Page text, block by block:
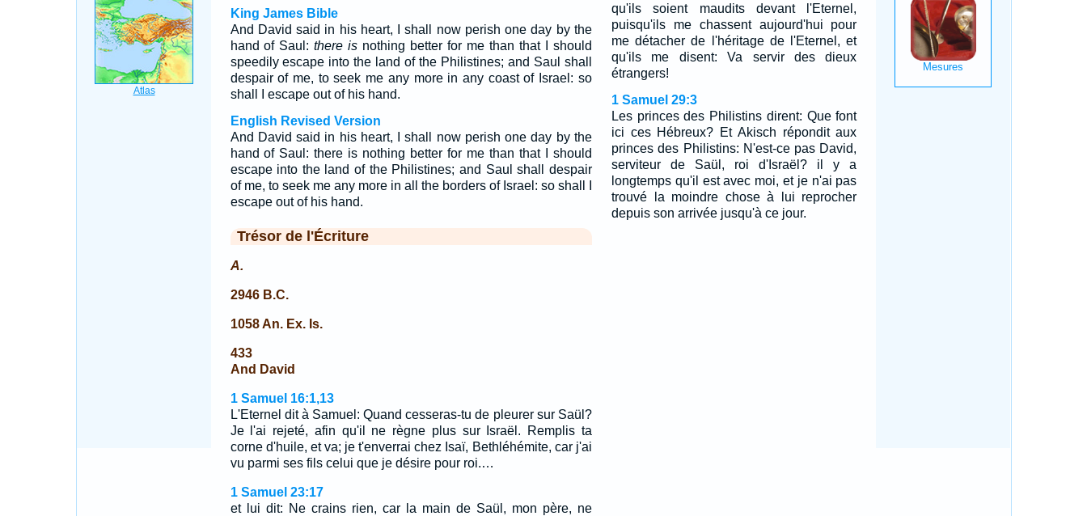
King James Bible
And David said in his heart, I shall now perish one day by the
hand of Saul:there is nothing better for me than that I should
speedily escape into the land of the Philistines; and Saul shall
despair of me, to seek me any more in any coast of Israel: so
shall I escape out of his hand.
English Revised Version
And David said in his heart, I shall now perish one day by the
hand of Saul: there is nothing better for me than that I should
escape into the land of the Philistines; and Saul shall despair
of me, to seek me any more in all the borders of Israel: so shall I
escape out of his hand.
Trésor de l'Écriture
A.
2946 B.C.
1058 An. Ex. Is.
433
And David
1 Samuel 16:1,13
L'Eternel dit à Samuel: Quand cesseras-tu de pleurer sur Saül?
Je l'ai rejeté, afin qu'il ne règne plus sur Israël. Remplis ta
corne d'huile, et va; je t'enverrai chez Isaï, Bethléhémite, car j'ai
vu parmi ses fils celui que je désire pour roi.…
1 Samuel 23:17
et lui dit: Ne crains rien, car la main de Saül, mon père, ne
qu'ils soient maudits devant l'Eternel,
puisqu'ils me chassent aujourd'hui pour
me détacher de l'héritage de l'Eternel, et
qu'ils me disent: Va servir des dieux
étrangers!
1 Samuel 29:3
Les princes des Philistins dirent: Que font
ici ces Hébreux? Et Akisch répondit aux
princes des Philistins: N'est-ce pas David,
serviteur de Saül, roi d'Israël? il y a
longtemps qu'il est avec moi, et je n'ai pas
trouvé la moindre chose à lui reprocher
depuis son arrivée jusqu'à ce jour.